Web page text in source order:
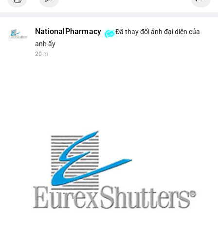
NationalPharmacy
Đã thay đổi ảnh đại diện của
anh ấy
20 m